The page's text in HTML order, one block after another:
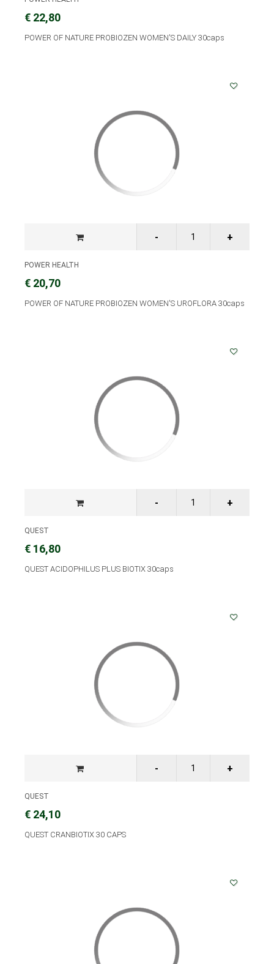
€ 22,80
POWER OF NATURE PROBIOZEN WOMEN'S DAILY 30caps
POWER HEALTH
€ 20,70
POWER OF NATURE PROBIOZEN WOMEN'S UROFLORA 30caps
QUEST
€ 16,80
QUEST ACIDOPHILUS PLUS BIOTIX 30caps
QUEST
€ 24,10
QUEST CRANBIOTIX 30 CAPS